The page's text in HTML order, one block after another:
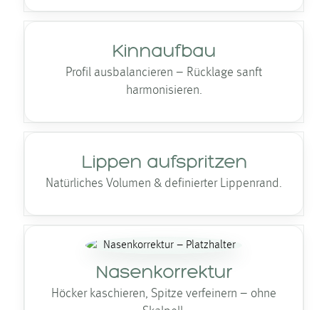
Kinnaufbau
Profil ausbalancieren – Rücklage sanft
harmonisieren.
Lippen aufspritzen
Natürliches Volumen & definierter Lippenrand.
Nasen­korrektur
Höcker kaschieren, Spitze verfeinern – ohne